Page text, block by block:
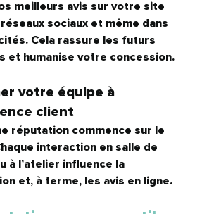
meilleurs avis sur votre site
sociaux et même dans
Cela rassure les futurs
et humanise votre concession.
votre équipe à
client
réputation commence sur le
interaction en salle de
à l’atelier influence la
et, à terme, les avis en ligne.